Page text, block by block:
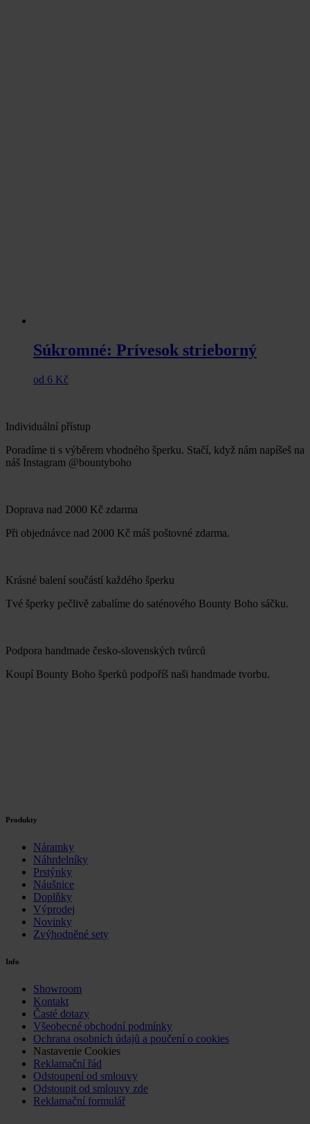
Súkromné: Prívesok strieborný
od 6 Kč
Individuální přístup
Poradíme ti s výběrem vhodného šperku. Stačí, když nám napíšeš na
náš Instagram @bountyboho
Doprava nad 2000 Kč zdarma
Při objednávce nad 2000 Kč máš poštovné zdarma.
Krásné balení součástí každého šperku
Tvé šperky pečlivě zabalíme do saténového Bounty Boho sáčku.
Podpora handmade česko-slovenských tvůrců
Koupí Bounty Boho šperků podpoříš naši handmade tvorbu.
Produkty
Náramky
Náhrdelníky
Prstýnky
Náušnice
Doplňky
Výprodej
Novinky
Zvýhodněné sety
Info
Showroom
Kontakt
Časté dotazy
Všeobecné obchodní podmínky
Ochrana osobních údajů a poučení o cookies
Nastavenie Cookies
Reklamační řád
Odstoupení od smlouvy
Odstoupit od smlouvy zde
Reklamační formulář